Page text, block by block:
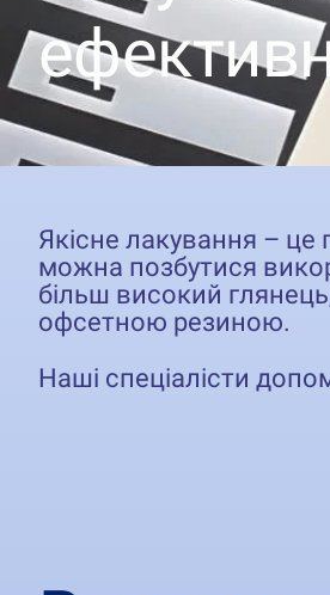
Якісне лакування – це
можна позбутися
більш високий
офсетною резиною.
Наші спеціалісти